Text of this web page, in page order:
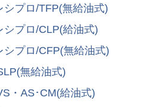
シプロ/TFP(無給油式)
シプロ/CLP(給油式)
シプロ/CFP(無給油式)
無給油式)
・AS･CM(給油式)